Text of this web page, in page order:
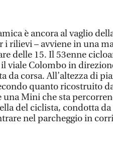
è ancora al vaglio
i rilievi – avviene in una
delle 15. Il 53enne
viale Colombo in
da corsa. All’altezza di
quanto ricostruito
Mini che sta
del ciclista, condotta
nel parcheggio in